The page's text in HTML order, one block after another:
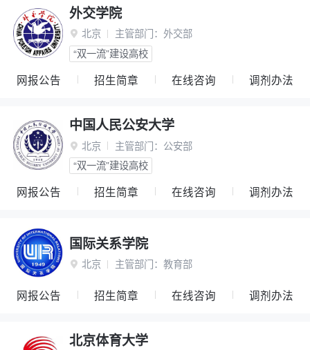
外交学院
 北京 主管部门： 外交部
“双一流”建设高校
网报公告 招生简章 在线咨询 调剂办法
中国人民公安大学
 北京 主管部门： 公安部
“双一流”建设高校
网报公告 招生简章 在线咨询 调剂办法
国际关系学院
 北京 主管部门： 教育部
网报公告 招生简章 在线咨询 调剂办法
北京体育大学